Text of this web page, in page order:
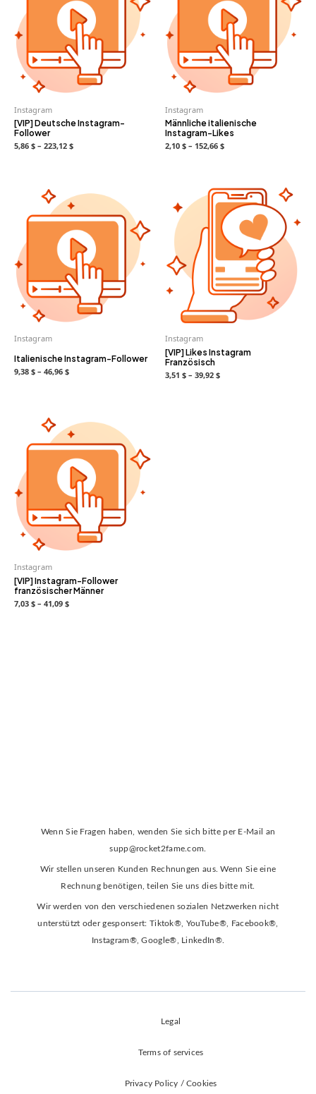
Instagram
[VIP] Deutsche Instagram-
Follower
5,86 $ – 223,12 $
Instagram
Männliche italienische
Instagram-Likes
2,10 $ – 152,66 $
Instagram
Italienische Instagram-Follower
9,38 $ – 46,96 $
Instagram
[VIP] Likes Instagram
Französisch
3,51 $ – 39,92 $
Instagram
[VIP] Instagram-Follower
französischer Männer
7,03 $ – 41,09 $
Wenn Sie Fragen haben, wenden Sie sich bitte per E-Mail an
supp@rocket2fame.com.
Wir stellen unseren Kunden Rechnungen aus. Wenn Sie eine
Rechnung benötigen, teilen Sie uns dies bitte mit.
Wir werden von den verschiedenen sozialen Netzwerken nicht
unterstützt oder gesponsert: Tiktok®, YouTube®, Facebook®,
Instagram®, Google®, LinkedIn®.
Legal
Terms of services
Privacy Policy / Cookies